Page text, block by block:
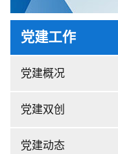
党建工作
党建概况
党建双创
党建动态